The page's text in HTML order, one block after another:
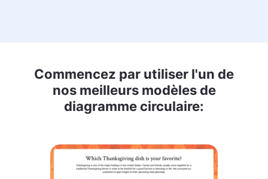
Commencez par utiliser l'un de
nos meilleurs modèles de
diagramme circulaire: